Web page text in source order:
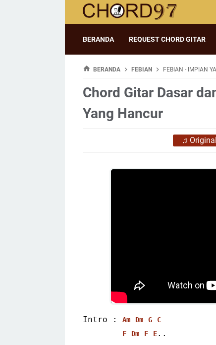
BERANDA REQUEST CHORD GITAR
BERANDA FEBIAN FEBIAN - IMPIAN
Chord Gitar Dasar
Yang Hancur
♫ Original
Intro : Am Dm G
C
F
Dm F E..